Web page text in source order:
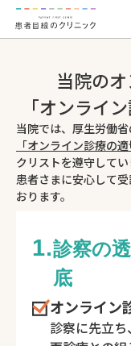
当院の
「オンライ
当院では、厚生労働省
「オンライン診療の
クリストを遵守してい
患者さまに安心して
おります。
1.診察の
底
オンライン
診察に先立